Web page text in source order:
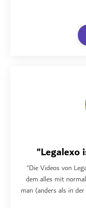
"Legalexo
"Die Videos von
dem alles mit
man (anders als in